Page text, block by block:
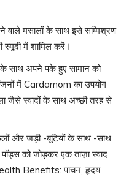
वाले मसालों के साथ इसे सम्मिश्रण
स्मूदी में शामिल करें।
के साथ अपने पके हुए सामान को
में Cardamom का उपयोग
जैसे स्वादों के साथ अच्छी तरह से
और जड़ी -बूटियों के साथ -साथ
को जोड़कर एक ताज़ा स्वाद
Benefits: पाचन, हृदय